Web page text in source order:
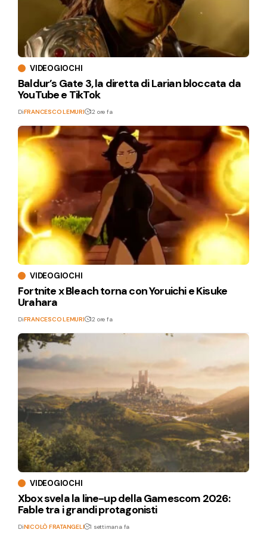
VIDEOGIOCHI
Baldur’s Gate 3, la diretta di Larian bloccata da
YouTube e TikTok
DiFRANCESCO LEMURI 12 ore fa
VIDEOGIOCHI
Fortnite x Bleach torna con Yoruichi e Kisuke
Urahara
DiFRANCESCO LEMURI 12 ore fa
VIDEOGIOCHI
Xbox svela la line-up della Gamescom 2026:
Fable tra i grandi protagonisti
DiNICOLÒ FRATANGELI 1 settimana fa